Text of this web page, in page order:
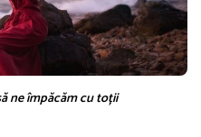
ne împăcăm cu toții